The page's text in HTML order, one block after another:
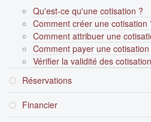
Qu'est-ce qu'une cotisation ?
Comment créer une cotisation
Comment attribuer une
Comment payer une cotisation
Vérifier la validité des
Réservations
Financier